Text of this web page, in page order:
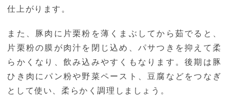
仕上がります。
また、豚肉に片栗粉を薄くまぶしてから茹でると、
片栗粉の膜が肉汁を閉じ込め、パサつきを抑えて柔
らかくなり、飲み込みやすくもなります。後期は豚
ひき肉にパン粉や野菜ペースト、豆腐などをつなぎ
として使い、柔らかく調理しましょう。